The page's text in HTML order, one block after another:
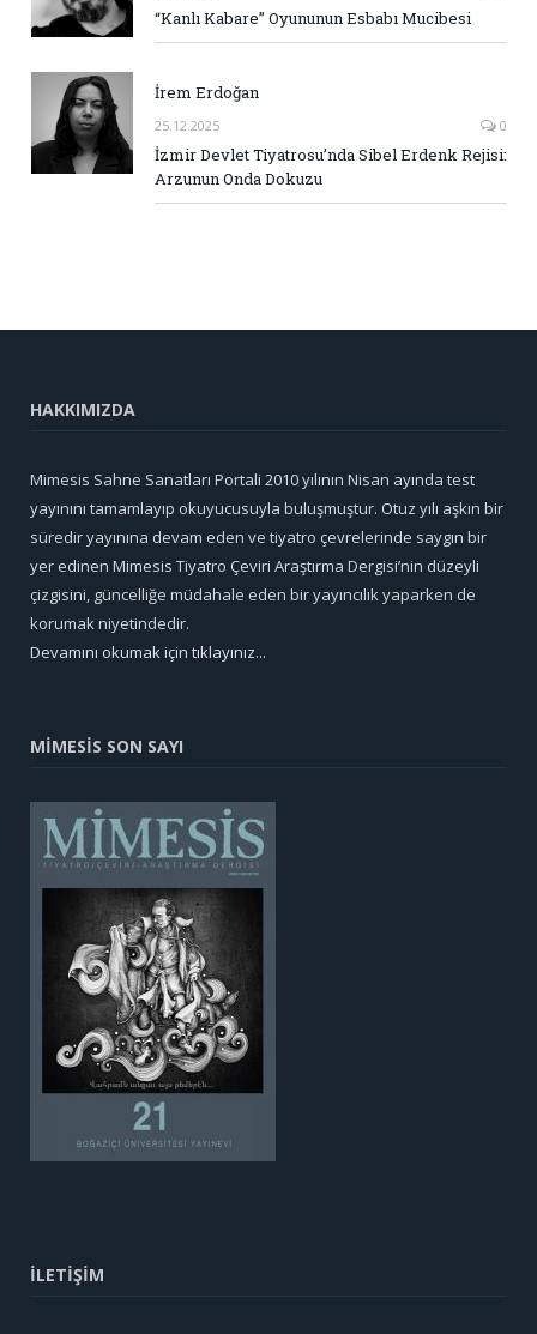
“Kanlı Kabare” Oyununun Esbabı Mucibesi
İrem Erdoğan
25.12.2025 0
İzmir Devlet Tiyatrosu’nda Sibel Erdenk Rejisi:
Arzunun Onda Dokuzu
HAKKIMIZDA
Mimesis Sahne Sanatları Portali 2010 yılının Nisan ayında test
yayınını tamamlayıp okuyucusuyla buluşmuştur. Otuz yılı aşkın bir
süredir yayınına devam eden ve tiyatro çevrelerinde saygın bir
yer edinen Mimesis Tiyatro Çeviri Araştırma Dergisi’nin düzeyli
çizgisini, güncelliğe müdahale eden bir yayıncılık yaparken de
korumak niyetindedir.
Devamını okumak için tıklayınız...
MİMESİS SON SAYI
İLETİŞİM